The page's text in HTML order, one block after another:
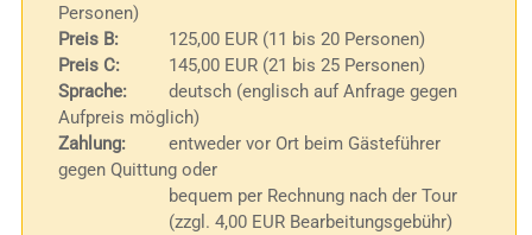
Personen)
Preis B:
125,00 EUR (11 bis 20 Personen)
Preis C:
145,00 EUR (21 bis 25 Personen)
Sprache:
deutsch (englisch auf Anfrage gegen
Aufpreis möglich)
Zahlung:
entweder vor Ort beim Gästeführer
gegen Quittung oder
bequem per Rechnung nach der Tour
(zzgl. 4,00 EUR Bearbeitungsgebühr)